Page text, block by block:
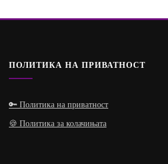
ПОЛИТИКА НА ПРИВАТНОСТ
🔑 Политика на приватност
🍪 Политика за колачињата